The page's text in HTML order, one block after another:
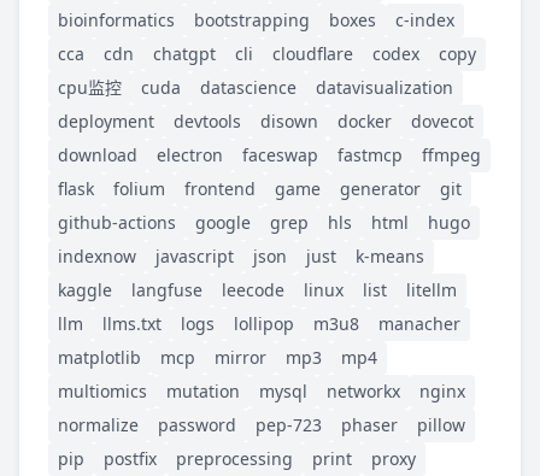
bioinformatics
bootstrapping boxes
c-index
cca
cdn chatgpt cli cloudflare codex
copy
cpu监控
cuda datascience
datavisualization
deployment
devtools disown docker
dovecot
download
electron faceswap fastmcp
ffmpeg
flask
folium frontend game generator
git
github-actions
google grep hls html
hugo
indexnow
javascript json just
k-means
kaggle
langfuse leecode linux list
litellm
llm
llms.txt logs lollipop m3u8
manacher
matplotlib
mcp mirror mp3
mp4
multiomics
mutation mysql networkx
nginx
normalize
password pep-723 phaser
pillow
pip
postfix preprocessing print
proxy